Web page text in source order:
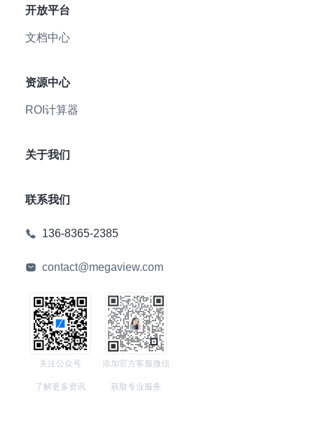
开放平台
文档中心
资源中心
ROI计算器
关于我们
联系我们
136-8365-2385
contact@megaview.com
关注公众号
了解更多资讯
添加官方客服微信
获取专业服务